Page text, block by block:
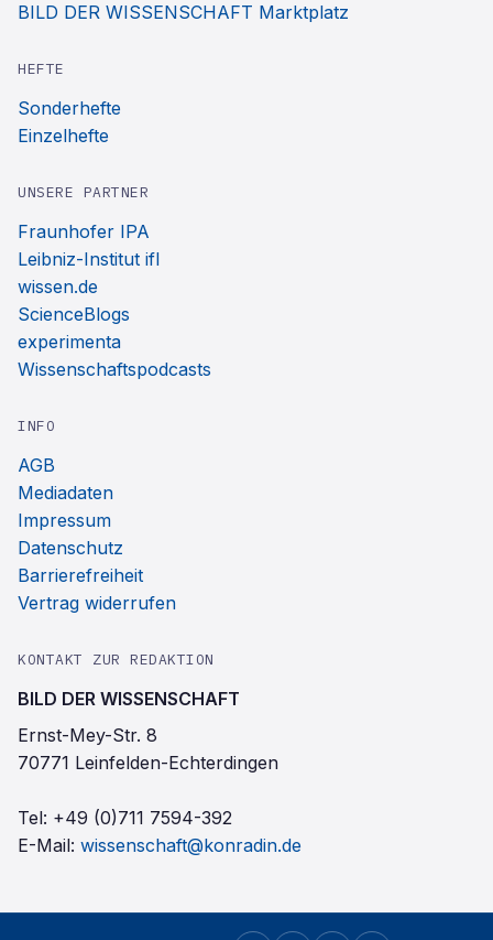
BILD DER WISSENSCHAFT Marktplatz
HEFTE
Sonderhefte
Einzelhefte
UNSERE PARTNER
Fraunhofer IPA
Leibniz-Institut ifl
wissen.de
ScienceBlogs
experimenta
Wissenschaftspodcasts
INFO
AGB
Mediadaten
Impressum
Datenschutz
Barrierefreiheit
Vertrag widerrufen
KONTAKT ZUR REDAKTION
BILD DER WISSENSCHAFT
Ernst-Mey-Str. 8
70771 Leinfelden-Echterdingen
Tel: +49 (0)711 7594-392
E-Mail: wissenschaft@konradin.de